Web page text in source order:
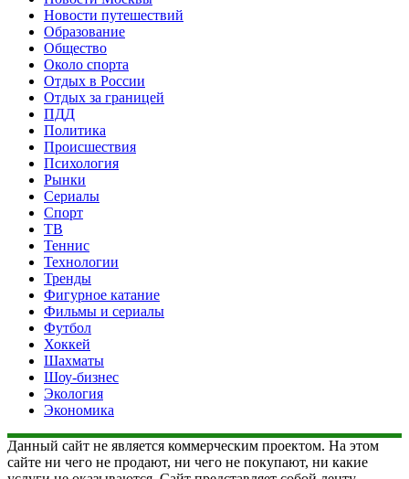
Новости путешествий
Образование
Общество
Около спорта
Отдых в России
Отдых за границей
ПДД
Политика
Происшествия
Психология
Рынки
Сериалы
Спорт
ТВ
Теннис
Технологии
Тренды
Фигурное катание
Фильмы и сериалы
Футбол
Хоккей
Шахматы
Шоу-бизнес
Экология
Экономика
Данный сайт не является коммерческим проектом. На этом
сайте ни чего не продают, ни чего не покупают, ни какие